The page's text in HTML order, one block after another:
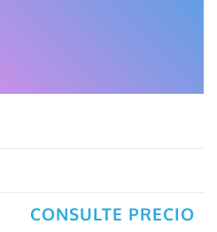
CONSULTE PRECIO